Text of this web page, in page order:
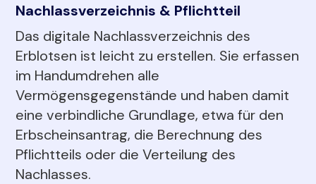
Nachlassverzeichnis & Pflichtteil
Das digitale Nachlassverzeichnis des
Erblotsen ist leicht zu erstellen. Sie erfassen
im Handumdrehen alle
Vermögensgegenstände und haben damit
eine verbindliche Grundlage, etwa für den
Erbscheinsantrag, die Berechnung des
Pflichtteils oder die Verteilung des
Nachlasses.